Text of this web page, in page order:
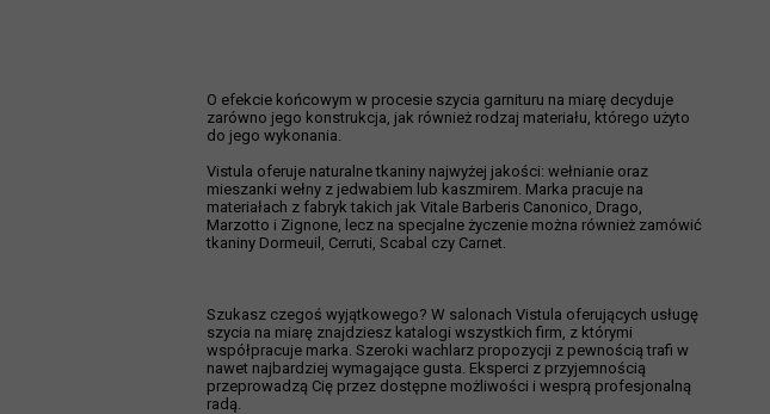
O efekcie końcowym w procesie szycia garnituru na miarę decyduje
zarówno jego konstrukcja, jak również rodzaj materiału, którego użyto
do jego wykonania.
Vistula oferuje naturalne tkaniny najwyżej jakości: wełnianie oraz
mieszanki wełny z jedwabiem lub kaszmirem. Marka pracuje na
materiałach z fabryk takich jak Vitale Barberis Canonico, Drago,
Marzotto i Zignone, lecz na specjalne życzenie można również zamówić
tkaniny Dormeuil, Cerruti, Scabal czy Carnet.
Szukasz czegoś wyjątkowego? W salonach Vistula oferujących usługę
szycia na miarę znajdziesz katalogi wszystkich firm, z którymi
współpracuje marka. Szeroki wachlarz propozycji z pewnością trafi w
nawet najbardziej wymagające gusta. Eksperci z przyjemnością
przeprowadzą Cię przez dostępne możliwości i wesprą profesjonalną
radą.